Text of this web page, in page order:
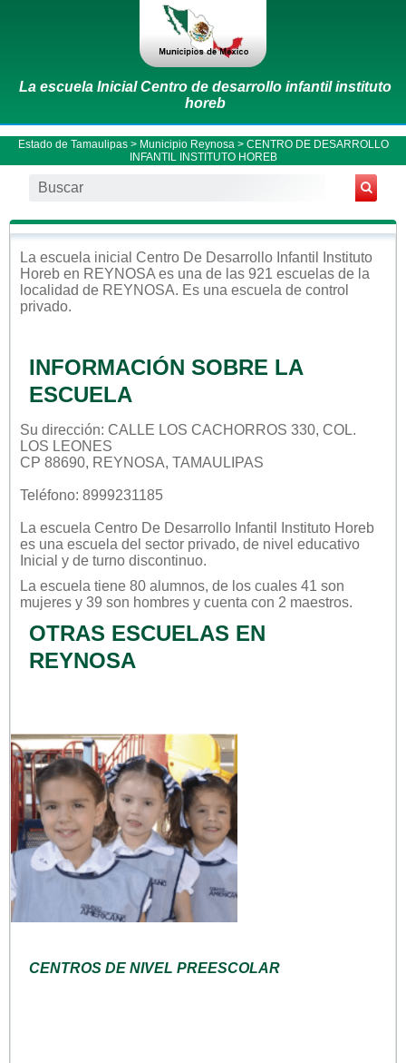
La escuela Inicial Centro de desarrollo infantil instituto
horeb
Estado de Tamaulipas> Municipio Reynosa > CENTRO DE DESARROLLO
INFANTIL INSTITUTO HOREB
La escuela inicial Centro De Desarrollo Infantil Instituto
Horeb en REYNOSA es una de las 921 escuelas de la
localidad de REYNOSA. Es una escuela de control
privado.
INFORMACIÓN SOBRE LA
ESCUELA
Su dirección: CALLE LOS CACHORROS 330, COL.
LOS LEONES
CP 88690, REYNOSA, TAMAULIPAS
Teléfono: 8999231185
La escuela Centro De Desarrollo Infantil Instituto Horeb
es una escuela del sector privado, de nivel educativo
Inicial y de turno discontinuo.
La escuela tiene 80 alumnos, de los cuales 41 son
mujeres y 39 son hombres y cuenta con 2 maestros.
OTRAS ESCUELAS EN
REYNOSA
CENTROS DE NIVEL PREESCOLAR